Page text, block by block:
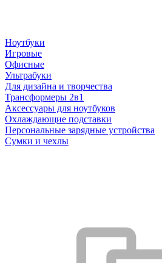
Ноутбуки
Игровые
Офисные
Ультрабуки
Для дизайна и творчества
Трансформеры 2в1
Аксессуары для ноутбуков
Охлаждающие подставки
Персональные зарядные устройства
Сумки и чехлы